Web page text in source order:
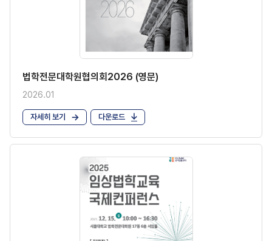
법학전문대학원협의회2026 (영문)
2026.01
자세히 보기 다운로드